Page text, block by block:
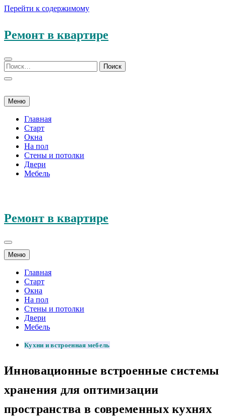
Перейти к содержимому
Ремонт в квартире
Меню
Главная
Старт
Окна
На пол
Стены и потолки
Двери
Мебель
Ремонт в квартире
Меню
Главная
Старт
Окна
На пол
Стены и потолки
Двери
Мебель
Кухни и встроенная мебель
Инновационные встроенные системы
хранения для оптимизации
пространства в современных кухнях